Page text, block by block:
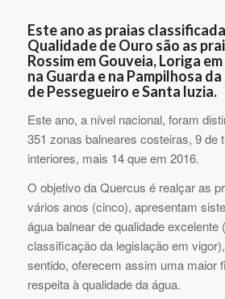
Este ano as praias
Qualidade de Ouro são as
Rossim em Gouveia, Loriga
na Guarda e na Pampilhosa
de Pessegueiro e Santa luzia.
Este ano, a nível nacional, foram
351 zonas balneares costeiras, 9 de
interiores, mais 14 que em 2016.
O objetivo da Quercus é realçar as
vários anos (cinco), apresentam
água balnear de qualidade excelente
classificação da legislação em
sentido, oferecem assim uma maior
respeita à qualidade da água.